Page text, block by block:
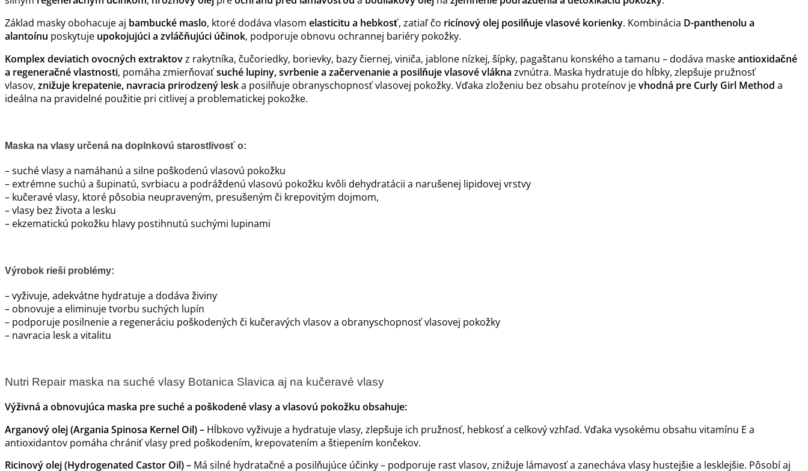
Základ masky obohacuje aj bambucké maslo, ktoré dodáva vlasom elasticitu a hebkosť, zatiaľ čo ricínový olej posilňuje vlasové korienky. Kombinácia D-panthenolu a
alantoínu poskytuje upokojujúci a zvláčňujúci účinok, podporuje obnovu ochrannej bariéry pokožky.
Komplex deviatich ovocných extraktovz rakytníka, čučoriedky, borievky, bazy čiernej, viniča, jablone nízkej, šípky, pagaštanu konského a tamanu – dodáva maskeantioxidačné
a regeneračné vlastnosti, pomáha zmierňovaťsuché lupiny, svrbenie a začervenanie a posilňuje vlasové vlákna zvnútra. Maska hydratuje do hĺbky, zlepšuje pružnosť
vlasov, znižuje krepatenie, navracia prirodzený leska posilňuje obranyschopnosť vlasovej pokožky. Vďaka zloženiu bez obsahu proteínov jevhodná pre Curly Girl Method a
ideálna na pravidelné použitie pri citlivej a problematickej pokožke.
Maska na vlasy určená na doplnkovú starostlivosť o:
– suché vlasy a namáhanú a silne poškodenú vlasovú pokožku
– extrémne suchú a šupinatú, svrbiacu a podráždenú vlasovú pokožku kvôli dehydratácii a narušenej lipidovej vrstvy
– kučeravé vlasy, ktoré pôsobia neupraveným, presušeným či krepovitým dojmom,
– vlasy bez života a lesku
– ekzematickú pokožku hlavy postihnutú suchými lupinami
Výrobok rieši problémy:
– vyživuje, adekvátne hydratuje a dodáva živiny
– obnovuje a eliminuje tvorbu suchých lupín
– podporuje posilnenie a regeneráciu poškodených či kučeravých vlasov a obranyschopnosť vlasovej pokožky
– navracia lesk a vitalitu
Nutri Repair maska na suché vlasy Botanica Slavica aj na kučeravé vlasy
Výživná a obnovujúca maska pre suché a poškodené vlasy a vlasovú pokožku obsahuje:
Arganový olej (Argania Spinosa Kernel Oil) – Hĺbkovo vyživuje a hydratuje vlasy, zlepšuje ich pružnosť, hebkosť a celkový vzhľad. Vďaka vysokému obsahu vitamínu E a
antioxidantov pomáha chrániť vlasy pred poškodením, krepovatením a štiepením končekov.
Ricinový olej (Hydrogenated Castor Oil) – Má silné hydratačné a posilňujúce účinky – podporuje rast vlasov, znižuje lámavosť a zanecháva vlasy hustejšie a lesklejšie. Pôsobí aj